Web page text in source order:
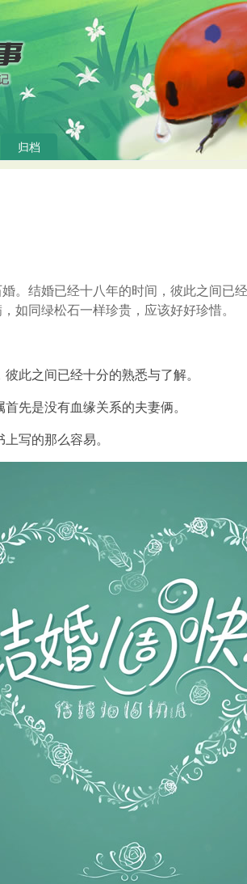
归档
。结婚已经十八年的时间，彼此之间已
如同绿松石一样珍贵，应该好好珍惜。
此之间已经十分的熟悉与了解。
先是没有血缘关系的夫妻俩。
写的那么容易。